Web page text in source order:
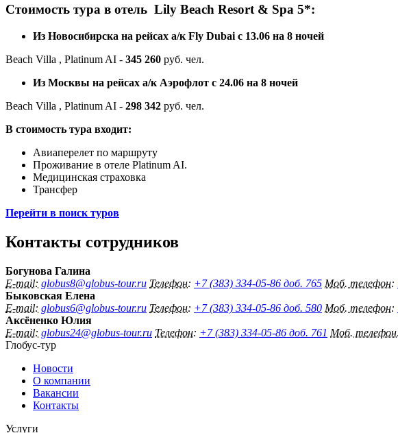
Стоимость тура в отель Lily Beach Resort & Spa 5*:
Из Новосибирска на рейсах а/к Fly Dubai с 13.06 на 8 ночей
Beach Villa , Platinum AI - 345 260 руб. чел.
Из Москвы на рейсах а/к Аэрофлот с 24.06 на 8 ночей
Beach Villa , Platinum AI - 298 342 руб. чел.
В стоимость тура входит:
Авиаперелет по маршруту
Проживание в отеле Platinum AI.
Медицинская страховка
Трансфер
Перейти в поиск туров
Контакты сотрудников
Богунова Галина
E-mail: globus8@globus-tour.ru Телефон: +7 (383) 334-05-86 доб. 765 Моб. телефон:
Быковская Елена
E-mail: globus6@globus-tour.ru Телефон: +7 (383) 334-05-86 доб. 580 Моб. телефон:
Аксёненко Юлия
E-mail: globus24@globus-tour.ru Телефон: +7 (383) 334-05-86 доб. 761 Моб.
Глобус-тур
Новости
О компании
Вакансии
Контакты
Услуги